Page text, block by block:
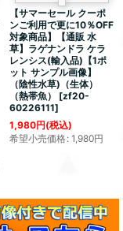
【サマーセール クーポ
ンご利用で更に10％OFF
対象商品】【通販 水
草】ラゲナンドラ ケラ
レンシス(輸入品)【1ポ
ット サンプル画像】
（陰性水草)（生体）
（熱帯魚）
[zf20-
60226111]
1,980円(税込)
希望小売価格: 1,980円